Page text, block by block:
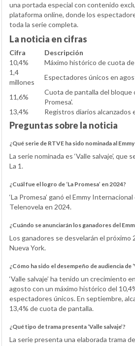
una portada especial con contenido
plataforma online, donde los
toda la serie completa.
La noticia en cifras
Cifra
Descripción
10,4%
Máximo histórico de cuota
1,4
millones
Espectadores únicos en
11,6%
Cuota de pantalla del bloque
Promesa'.
13,4%
Registros diarios alcanzados
Preguntas sobre la noticia
¿Qué serie de RTVE ha sido nominada al
La serie nominada es ‘Valle salvaje’, que
La 1.
¿Cuál fue el logro de ‘La Promesa’ en 2024?
‘La Promesa’ ganó el Emmy
Telenovela en 2024.
¿Cuándo se anunciarán los ganadores del
Los ganadores se desvelarán el próximo
Nueva York.
¿Cómo ha sido el desempeño de audiencia de
‘Valle salvaje’ ha tenido un crecimiento
agosto con un máximo histórico del
espectadores únicos. En septiembre,
13,4% de cuota de pantalla.
¿Qué tipo de trama presenta ‘Valle salvaje’?
La serie presenta una elaborada trama